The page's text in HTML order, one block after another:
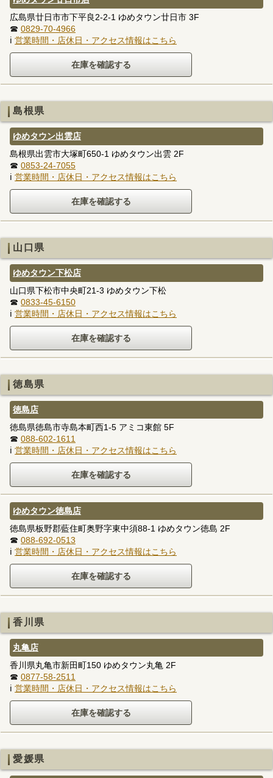
広島県廿日市市下平良2-2-1 ゆめタウン廿日市 3F
☎ 0829-70-4966
ℹ 営業時間・店休日・アクセス情報はこちら
島根県
ゆめタウン出雲店
島根県出雲市大塚町650-1 ゆめタウン出雲 2F
☎ 0853-24-7055
ℹ 営業時間・店休日・アクセス情報はこちら
山口県
ゆめタウン下松店
山口県下松市中央町21-3 ゆめタウン下松
☎ 0833-45-6150
ℹ 営業時間・店休日・アクセス情報はこちら
徳島県
徳島店
徳島県徳島市寺島本町西1-5 アミコ東館 5F
☎ 088-602-1611
ℹ 営業時間・店休日・アクセス情報はこちら
ゆめタウン徳島店
徳島県板野郡藍住町奥野字東中須88-1 ゆめタウン徳島 2F
☎ 088-692-0513
ℹ 営業時間・店休日・アクセス情報はこちら
香川県
丸亀店
香川県丸亀市新田町150 ゆめタウン丸亀 2F
☎ 0877-58-2511
ℹ 営業時間・店休日・アクセス情報はこちら
愛媛県